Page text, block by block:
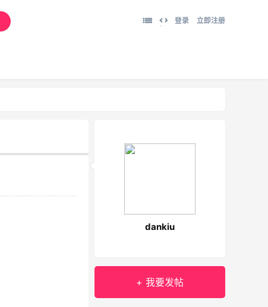
登录 立即注册
dankiu
+ 我要发帖